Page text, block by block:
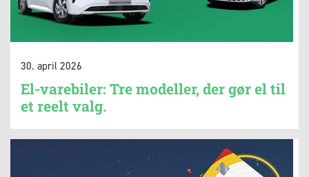
30. april 2026
El-varebiler: Tre modeller, der gør el til
et reelt valg.